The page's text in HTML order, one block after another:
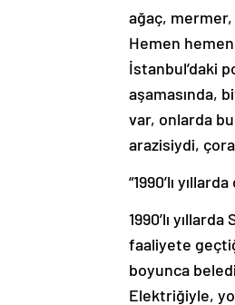
ağaç,
Hemen
İstanbul’daki
aşamasında,
var, onlarda
arazisiydi,
“1990’lı
1990’lı
faaliyete
boyunca
Elektriğiyle,